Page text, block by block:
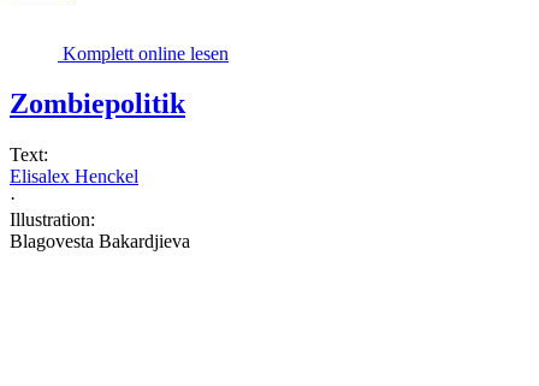
Komplett online lesen
Zombiepolitik
Text:
Elisalex Henckel
·
Illustration:
Blagovesta Bakardjieva